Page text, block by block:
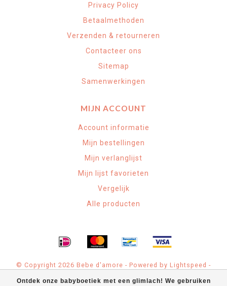
Ontdek onze babyboetiek met een glimlach! We gebruiken
Privacy Policy
Betaalmethoden
Verzenden & retourneren
Contacteer ons
Sitemap
Samenwerkingen
MIJN ACCOUNT
Account informatie
Mijn bestellingen
Mijn verlanglijst
Mijn lijst favorieten
Vergelijk
Alle producten
© Copyright 2026 Bebe d'amore - Powered by Lightspeed -